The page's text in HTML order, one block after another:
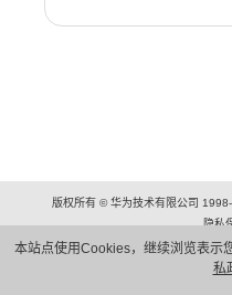
本站点使用Cookies，继续浏览表示
私
版权所有 © 华为技术有限公司
隐私